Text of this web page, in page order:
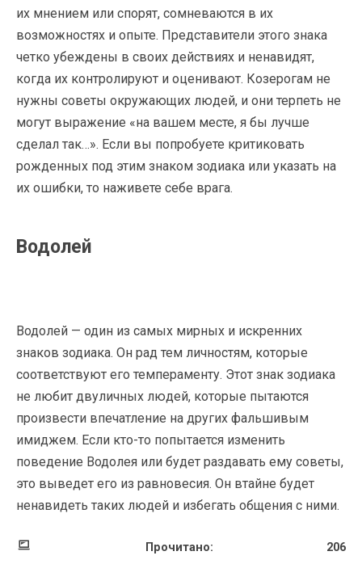
их мнением или спорят, сомневаются в их
возможностях и опыте. Представители этого знака
четко убеждены в своих действиях и ненавидят,
когда их контролируют и оценивают. Козерогам не
нужны советы окружающих людей, и они терпеть не
могут выражение «на вашем месте, я бы лучше
сделал так…». Если вы попробуете критиковать
рожденных под этим знаком зодиака или указать на
их ошибки, то наживете себе врага.
Водолей
Водолей — один из самых мирных и искренних
знаков зодиака. Он рад тем личностям, которые
соответствуют его темпераменту. Этот знак зодиака
не любит двуличных людей, которые пытаются
произвести впечатление на других фальшивым
имиджем. Если кто-то попытается изменить
поведение Водолея или будет раздавать ему советы,
это выведет его из равновесия. Он втайне будет
ненавидеть таких людей и избегать общения с ними.
Прочитано: 206